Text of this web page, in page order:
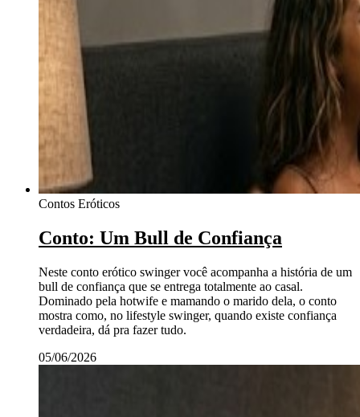
Contos Eróticos
Conto: Um Bull de Confiança
Neste conto erótico swinger você acompanha a história de um
bull de confiança que se entrega totalmente ao casal.
Dominado pela hotwife e mamando o marido dela, o conto
mostra como, no lifestyle swinger, quando existe confiança
verdadeira, dá pra fazer tudo.
05/06/2026